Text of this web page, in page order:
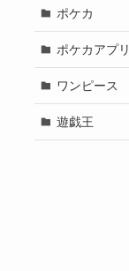
ポケカ
ポケカアプリ
ワンピース
遊戯王